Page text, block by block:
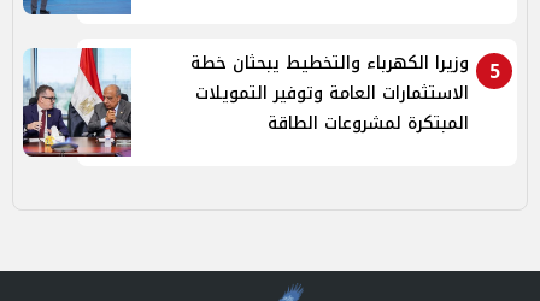
5
وزيرا الكهرباء والتخطيط يبحثان خطة
الاستثمارات العامة وتوفير التمويلات
المبتكرة لمشروعات الطاقة